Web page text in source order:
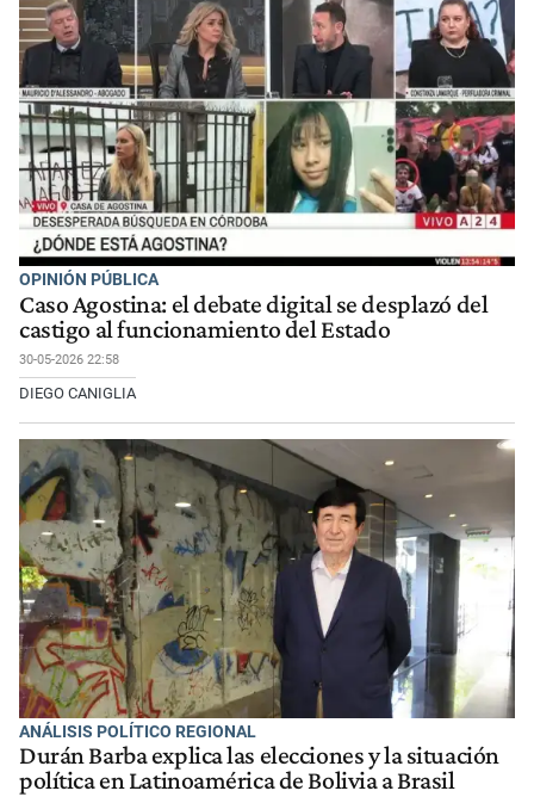
OPINIÓN PÚBLICA
Caso Agostina: el debate digital se desplazó del
castigo al funcionamiento del Estado
30-05-2026 22:58
DIEGO CANIGLIA
ANÁLISIS POLÍTICO REGIONAL
Durán Barba explica las elecciones y la situación
política en Latinoamérica de Bolivia a Brasil